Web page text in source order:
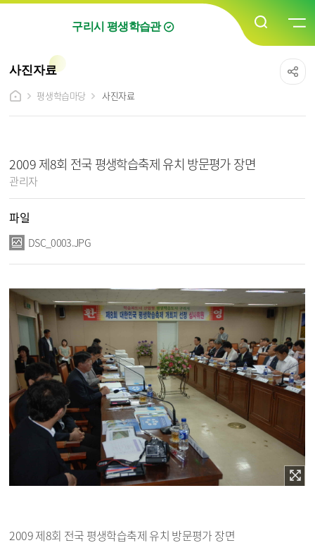
구리시 평생학습관
사진자료
평생학습마당
사진자료
2009 제8회 전국 평생학습축제 유치 방문평가 장면
관리자
파일
DSC_0003.JPG
2009 제8회 전국 평생학습축제 유치 방문평가 장면